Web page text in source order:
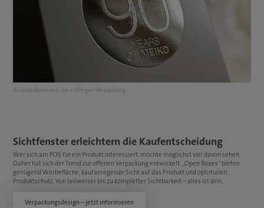
Anlässe feiern mit der richtigen Verpackung
Sichtfenster erleichtern die Kaufentscheidung
Wer sich am POS für ein Produkt interessiert, möchte möglichst viel davon sehen.
Daher hat sich der Trend zur offenen Verpackung entwickelt. „Open Boxes“ bieten
genügend Werbefläche, kaufanregende Sicht auf das Produkt und optimalen
Produktschutz. Von teilweiser bis zu kompletter Sichtbarkeit – alles ist drin.
Verpackungsdesign – jetzt informieren